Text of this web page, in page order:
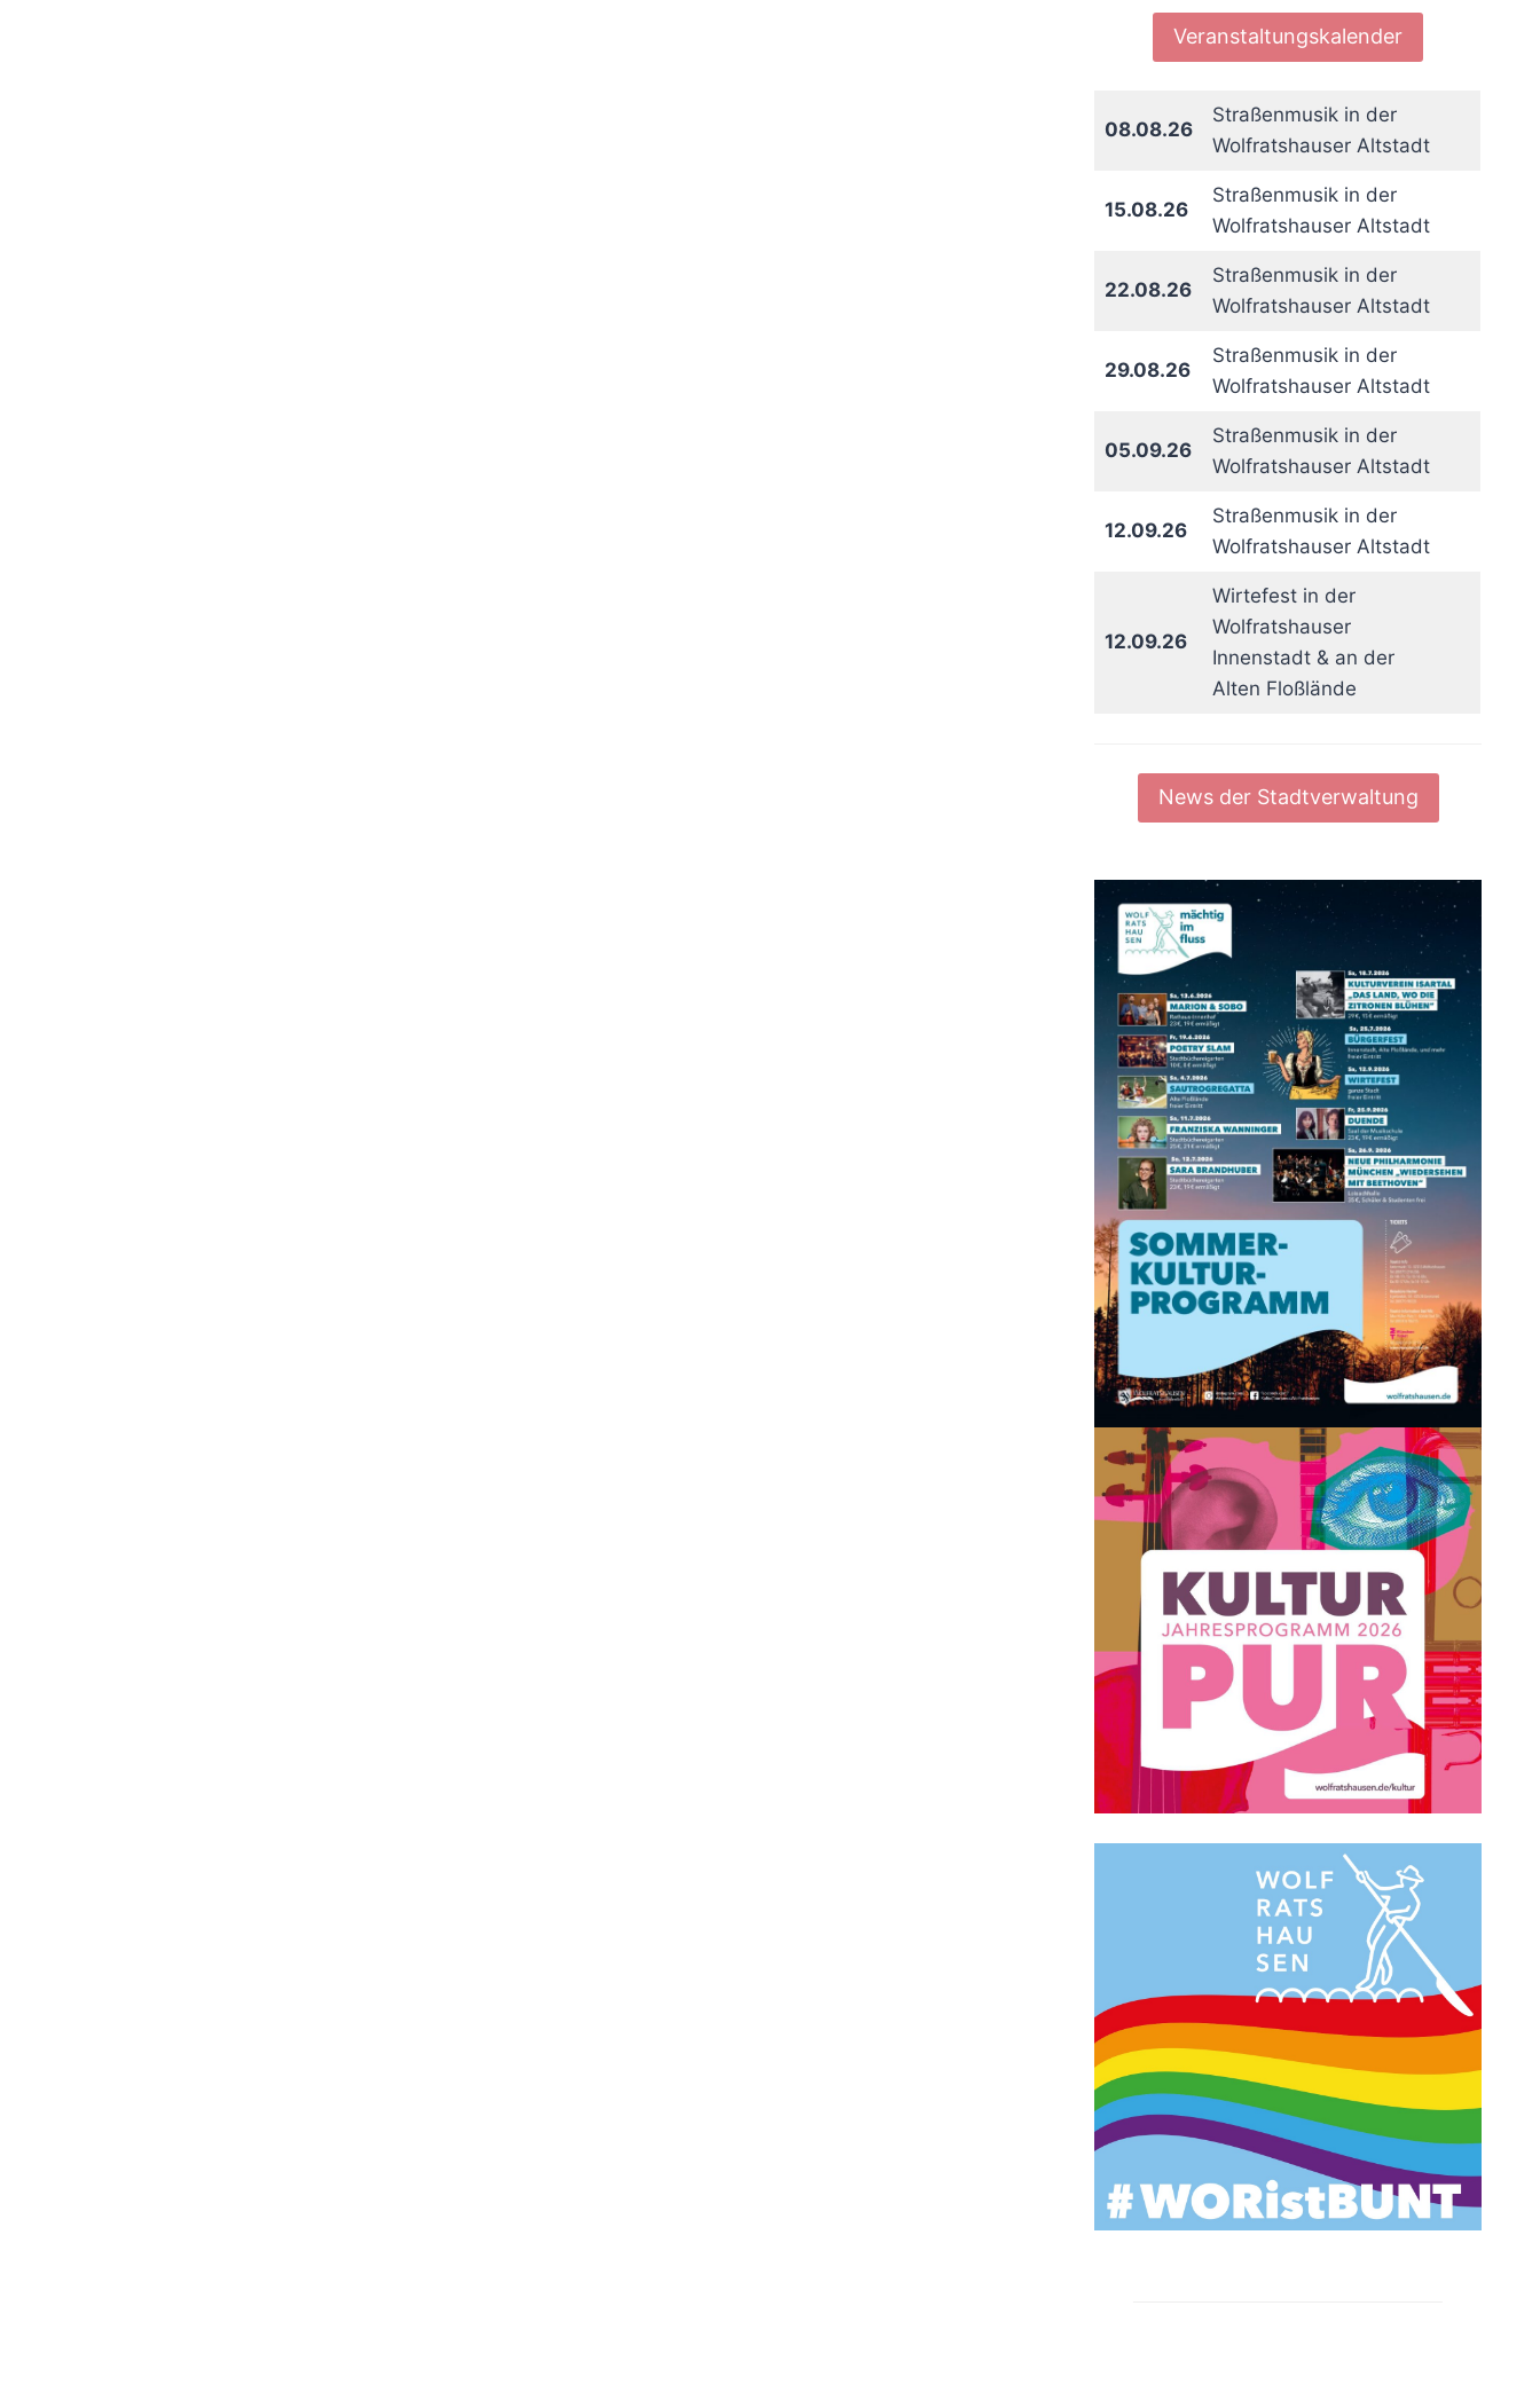
Veranstaltungskalender
08.08.26
Straßenmusik in der
Wolfratshauser Altstadt
15.08.26
Straßenmusik in der
Wolfratshauser Altstadt
22.08.26
Straßenmusik in der
Wolfratshauser Altstadt
29.08.26
Straßenmusik in der
Wolfratshauser Altstadt
05.09.26
Straßenmusik in der
Wolfratshauser Altstadt
12.09.26
Straßenmusik in der
Wolfratshauser Altstadt
12.09.26
Wirtefest in der
Wolfratshauser
Innenstadt & an der
Alten Floßlände
News der Stadtverwaltung